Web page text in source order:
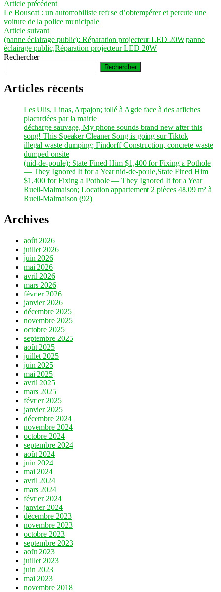
Navigation
de
l’article
Article précédentArticle
précédent :
Le Bouscat : un automobiliste refuse d’obtempérer et percute une
voiture de la police municipale
Article suivantArticle
suivant :
(panne éclairage public): Réparation projecteur LED 20W|panne
éclairage public,Réparation projecteur LED 20W
Rechercher
Rechercher
Articles récents
Les Ulis, Linas, Arpajon; tollé à Agde face à des affiches
placardées par la mairie
décharge sauvage, My phone sounds brand new after this
song! This Speaker Cleaner Song is going sur Tiktok
illegal waste dumping; Findorff Construction, concrete waste
dumped onsite
(nid-de-poule): State Fined Him $1,400 for Fixing a Pothole
— They Ignored It for a Year|nid-de-poule,State Fined Him
$1,400 for Fixing a Pothole — They Ignored It for a Year
Rueil-Malmaison; Location appartement 2 pièces 48.09 m² à
Rueil-Malmaison (92)
Archives
août 2026
juillet 2026
juin 2026
mai 2026
avril 2026
mars 2026
février 2026
janvier 2026
décembre 2025
novembre 2025
octobre 2025
septembre 2025
août 2025
juillet 2025
juin 2025
mai 2025
avril 2025
mars 2025
février 2025
janvier 2025
décembre 2024
novembre 2024
octobre 2024
septembre 2024
août 2024
juin 2024
mai 2024
avril 2024
mars 2024
février 2024
janvier 2024
décembre 2023
novembre 2023
octobre 2023
septembre 2023
août 2023
juillet 2023
juin 2023
mai 2023
novembre 2018